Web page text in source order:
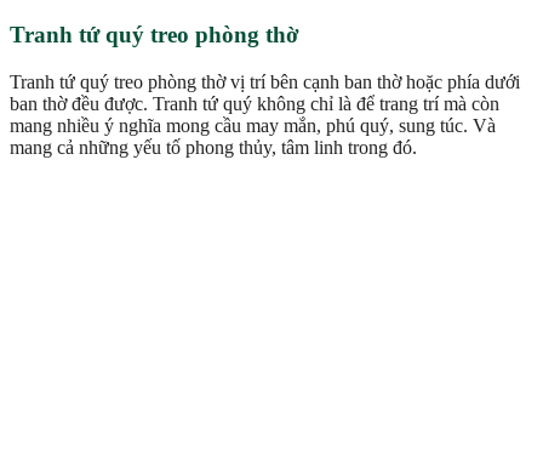
Tranh tứ quý treo phòng thờ
Tranh tứ quý treo phòng thờ vị trí bên cạnh ban thờ hoặc phía dưới
ban thờ đều được. Tranh tứ quý không chỉ là để trang trí mà còn
mang nhiều ý nghĩa mong cầu may mắn, phú quý, sung túc. Và
mang cả những yếu tố phong thủy, tâm linh trong đó.